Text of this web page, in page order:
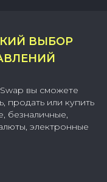
ВЫБОР
вы сможете
продать или купить
безналичные,
электронные